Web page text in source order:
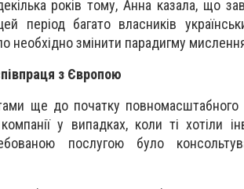
років тому, Анна казала, що
період багато власників
необхідно змінити парадигму
з Європою
ще до початку повномасштабного
у випадках, коли ті хотіли
послугою було